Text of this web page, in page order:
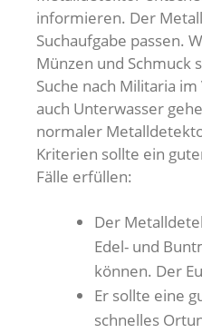
informieren. Der
Suchaufgabe passen.
Münzen und Schmuck
Suche nach Militaria
auch Unterwasser
normaler
Kriterien sollte ein
Fälle erfüllen:
Der
Edel- und
können. Der
Er sollte eine
schnelles